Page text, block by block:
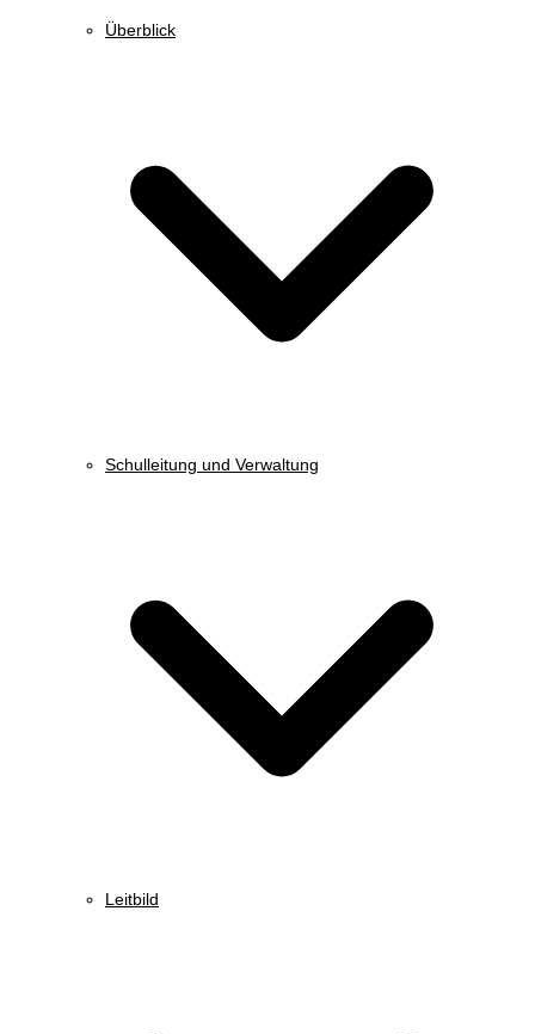
Überblick
Schulleitung und Verwaltung
Leitbild